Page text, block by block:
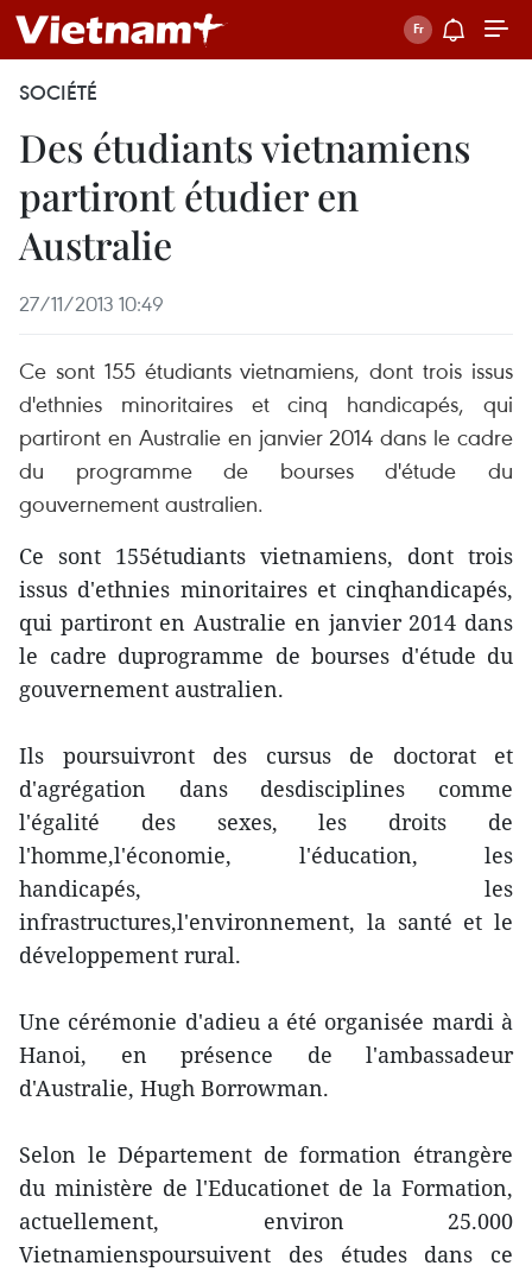
SOCIÉTÉ
Des étudiants vietnamiens
partiront étudier en
Australie
27/11/2013 10:49
Ce sont 155 étudiants vietnamiens, dont trois issus
d'ethnies minoritaires et cinq handicapés, qui
partiront en Australie en janvier 2014 dans le cadre
du programme de bourses d'étude du
gouvernement australien.
Ce sont 155étudiants vietnamiens, dont trois
issus d'ethnies minoritaires et cinqhandicapés,
qui partiront en Australie en janvier 2014 dans
le cadre duprogramme de bourses d'étude du
gouvernement australien.
Ils poursuivront des cursus de doctorat et
d'agrégation dans desdisciplines comme
l'égalité des sexes, les droits de
l'homme,l'économie, l'éducation, les
handicapés, les
infrastructures,l'environnement, la santé et le
développement rural.
Une cérémonie d'adieu a été organisée mardi à
Hanoi, en présence de l'ambassadeur
d'Australie, Hugh Borrowman.
Selon le Département de formation étrangère
du ministère de l'Educationet de la Formation,
actuellement, environ 25.000
Vietnamienspoursuivent des études dans ce